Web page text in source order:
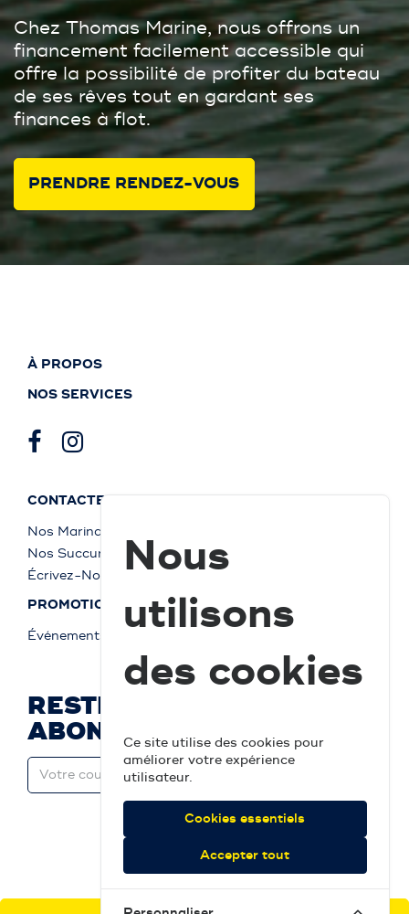
Chez Thomas Marine, nous offrons un
financement facilement accessible qui
offre la possibilité de profiter du bateau
de ses rêves tout en gardant ses
finances à flot.
PRENDRE RENDEZ-VOUS
À PROPOS
NOS SERVICES
CONTACTEZ-NOUS
Nos Marinas
Nos Succursales
Écrivez-Nous
PROMOTIONS
Événements
RESTEZ À JOUR ET
ABONNEZ-VOUS
Nous
utilisons
des cookies
Ce site utilise des cookies pour
améliorer votre expérience
utilisateur.
Cookies essentiels
Accepter tout